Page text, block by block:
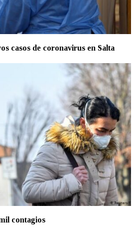
casos de coronavirus en Salta
contagios